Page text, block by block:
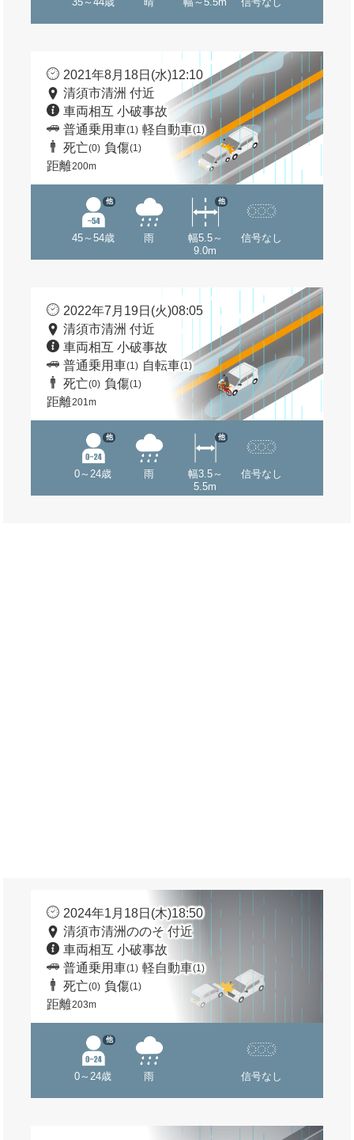
2021年8月18日(水)12:10
清須市清洲 付近
車両相互 小破事故
普通乗用車(1) 軽自動車(1)
死亡(0) 負傷(1)
距離200m
45～54歳
他
雨
幅5.5～
9.0m
他
信号なし
2022年7月19日(火)08:05
清須市清洲 付近
車両相互 小破事故
普通乗用車(1) 自転車(1)
死亡(0) 負傷(1)
距離201m
0～24歳
他
雨
幅3.5～
5.5m
他
信号なし
2024年1月18日(木)18:50
清須市清洲ののそ 付近
車両相互 小破事故
普通乗用車(1) 軽自動車(1)
死亡(0) 負傷(1)
距離203m
0～24歳
他
雨 信号なし